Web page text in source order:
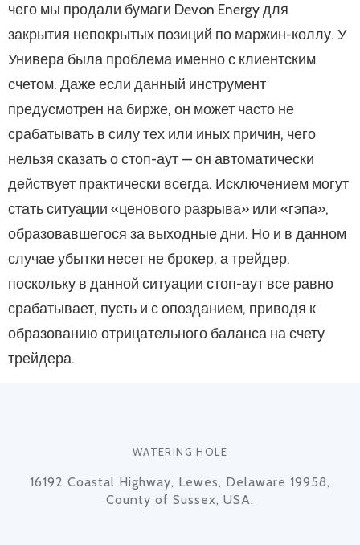
чего мы продали бумаги Devon Energy для
закрытия непокрытых позиций по маржин-коллу. У
Универа была проблема именно с клиентским
счетом. Даже если данный инструмент
предусмотрен на бирже, он может часто не
срабатывать в силу тех или иных причин, чего
нельзя сказать о стоп-аут — он автоматически
действует практически всегда. Исключением могут
стать ситуации «ценового разрыва» или «гэпа»,
образовавшегося за выходные дни. Но и в данном
случае убытки несет не брокер, а трейдер,
поскольку в данной ситуации стоп-аут все равно
срабатывает, пусть и с опозданием, приводя к
образованию отрицательного баланса на счету
трейдера.
WATERING HOLE
16192 Coastal Highway, Lewes, Delaware 19958,
County of Sussex, USA.